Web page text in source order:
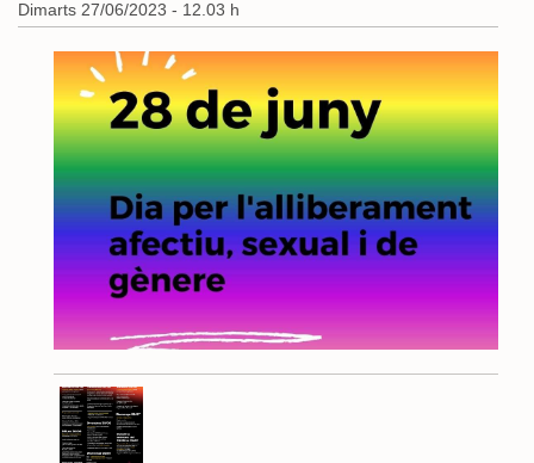
Dimarts 27/06/2023 - 12.03 h